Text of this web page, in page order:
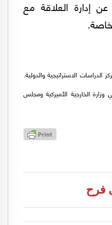
إدارة العلاقة مع
الدراسات الاستراتيجية والدولية.
الخارجية الأميركية ومجلس
فرح